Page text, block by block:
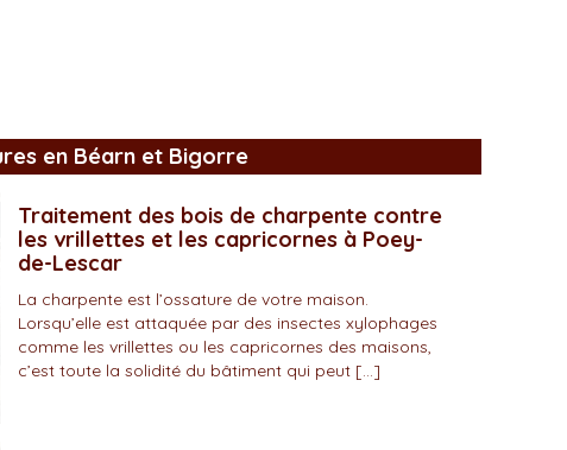
en Béarn et Bigorre
Traitement des bois de charpente contre
les vrillettes et les capricornes à Poey-
de-Lescar
La charpente est l’ossature de votre maison.
Lorsqu’elle est attaquée par des insectes xylophages
comme les vrillettes ou les capricornes des maisons,
c’est toute la solidité du bâtiment qui peut […]